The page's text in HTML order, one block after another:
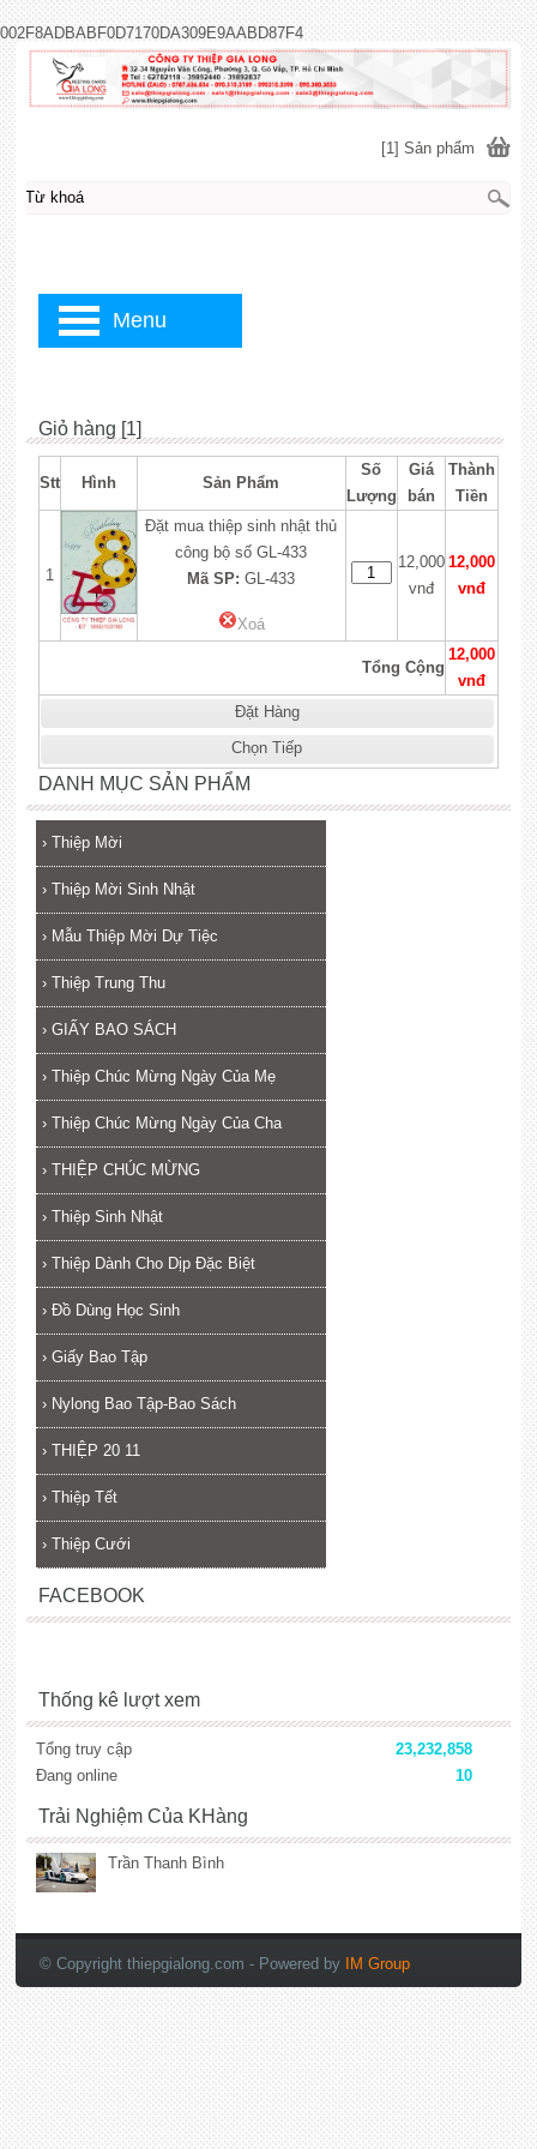
002F8ADBABF0D7170DA309E9AABD87F4
Giỏ hàng [1]
Stt Hình Sản Phẩm
Số
Lượng
Giá
bán
Thành
Tiền
1
Đặt mua thiệp sinh nhật thủ
công bộ số GL-433
Mã SP: GL-433
Xoá
12,000
vnđ
12,000
vnđ
Tổng Cộng
12,000
vnđ
Đặt Hàng
Chọn Tiếp
DANH MỤC SẢN PHẨM
› Thiệp Mời
› Thiệp Mời Sinh Nhật
› Mẫu Thiệp Mời Dự Tiệc
› Thiệp Trung Thu
› GIẤY BAO SÁCH
› Thiệp Chúc Mừng Ngày Của Mẹ
› Thiệp Chúc Mừng Ngày Của Cha
› THIỆP CHÚC MỪNG
› Thiệp Sinh Nhật
› Thiệp Dành Cho Dịp Đặc Biệt
› Đồ Dùng Học Sinh
› Giấy Bao Tập
› Nylong Bao Tập-Bao Sách
› THIỆP 20 11
› Thiệp Tết
› Thiệp Cưới
FACEBOOK
Thống kê lượt xem
Tổng truy cập
23,232,858
Đang online
10
Trải Nghiệm Của KHàng
Trần Thanh Bình
[1] Sản phẩm
Menu
© Copyright thiepgialong.com - Powered by IM Group